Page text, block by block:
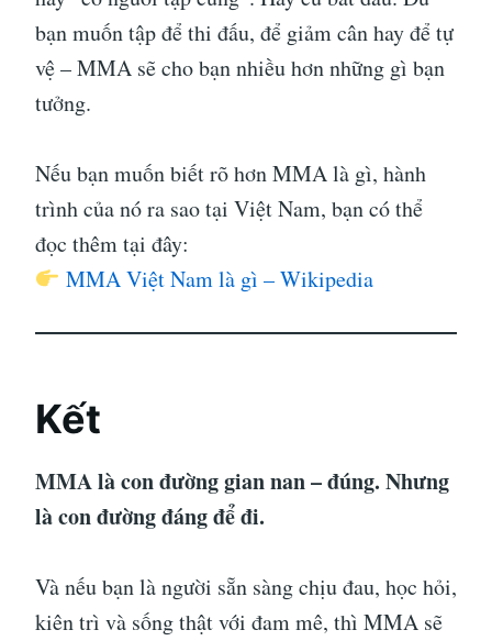
bạn muốn tập để thi đấu, để giảm cân hay để tự
vệ – MMA sẽ cho bạn nhiều hơn những gì bạn
tưởng.
Nếu bạn muốn biết rõ hơn MMA là gì, hành
trình của nó ra sao tại Việt Nam, bạn có thể
đọc thêm tại đây:
MMA Việt Nam là gì – Wikipedia
Kết
MMA là con đường gian nan – đúng. Nhưng
là con đường đáng để đi.
Và nếu bạn là người sẵn sàng chịu đau, học hỏi,
kiên trì và sống thật với đam mê, thì MMA sẽ